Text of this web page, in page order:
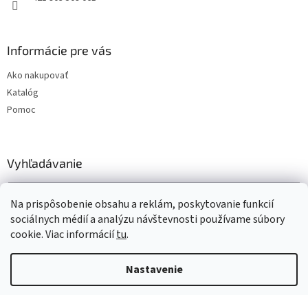
Na prispôsobenie obsahu a reklám, poskytovanie funkcií
sociálnych médií a analýzu návštevnosti používame súbory
cookie. Viac informáciítu.
Nastavenie
Informácie pre vás
Ako nakupovať
Katalóg
Pomoc
Vyhľadávanie
HĽADAŤ